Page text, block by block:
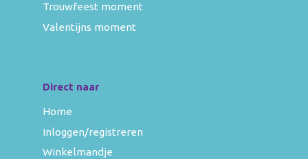
Trouwfeest moment
Valentijns moment
Direct naar
Home
Inloggen/registreren
Winkelmandje